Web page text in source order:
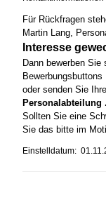
Für Rückfragen
Martin Lang,
Interesse
Dann bewerben
Bewerbungsbuttons
oder senden Sie
Personalabteilung
Sollten Sie eine
Sie das bitte im
Einstelldatum: